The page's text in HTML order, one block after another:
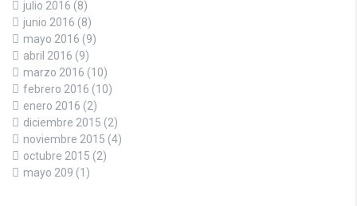
julio 2016 (8)
junio 2016 (8)
mayo 2016 (9)
abril 2016 (9)
marzo 2016 (10)
febrero 2016 (10)
enero 2016 (2)
diciembre 2015 (2)
noviembre 2015 (4)
octubre 2015 (2)
mayo 209 (1)